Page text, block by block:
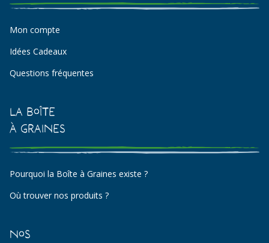
Mon compte
Idées Cadeaux
Questions fréquentes
La Boîte
à Graines
Pourquoi la Boîte à Graines existe ?
Où trouver nos produits ?
Nos